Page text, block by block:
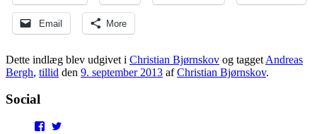
Email More
Dette indlæg blev udgivet i Christian Bjørnskov og tagget Andreas
Bergh, tillid den 9. september 2013 afChristian Bjørnskov.
Social
View